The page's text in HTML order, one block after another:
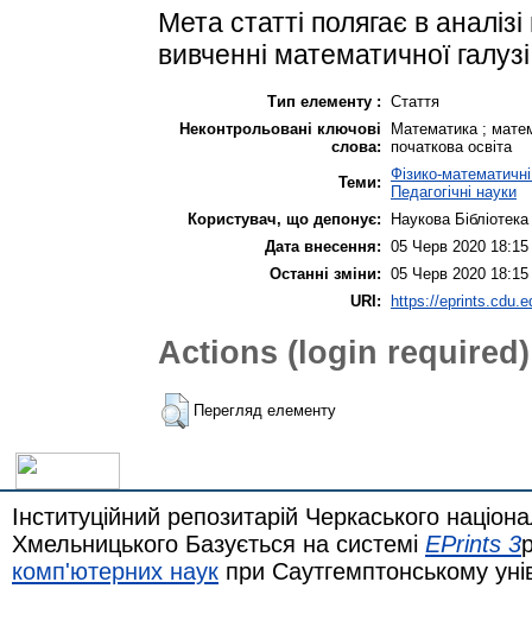
Мета статті полягає в
вивченні математичної
Тип елементу : Стаття
Неконтрольовані ключові
слова:
Математика ;
початкова освіта
Теми: Фізико-
Педагогічні науки
Користувач, що депонує:
Наукова Бібліотека
Дата внесення: 05 Черв 2020 18:15
Останні зміни: 05 Черв 2020 18:15
URI: https://
Actions (login required)
Перегляд елементу
Інституційний репозитарій Черкаського
Хмельницького Базується на системі EPrints 3
комп'ютерних наук при Саутгемптонському